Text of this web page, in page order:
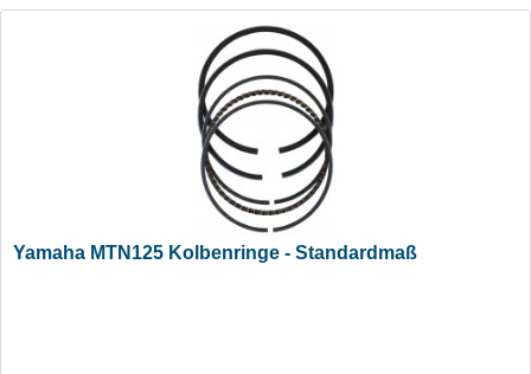
Yamaha MTN125 Kolbenringe - Standardmaß